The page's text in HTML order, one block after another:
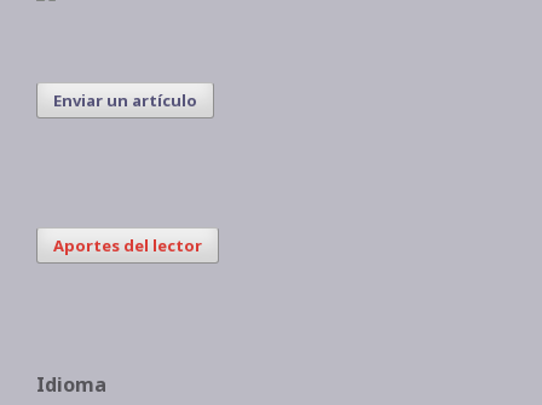
Enviar un artículo
Aportes del lector
Idioma